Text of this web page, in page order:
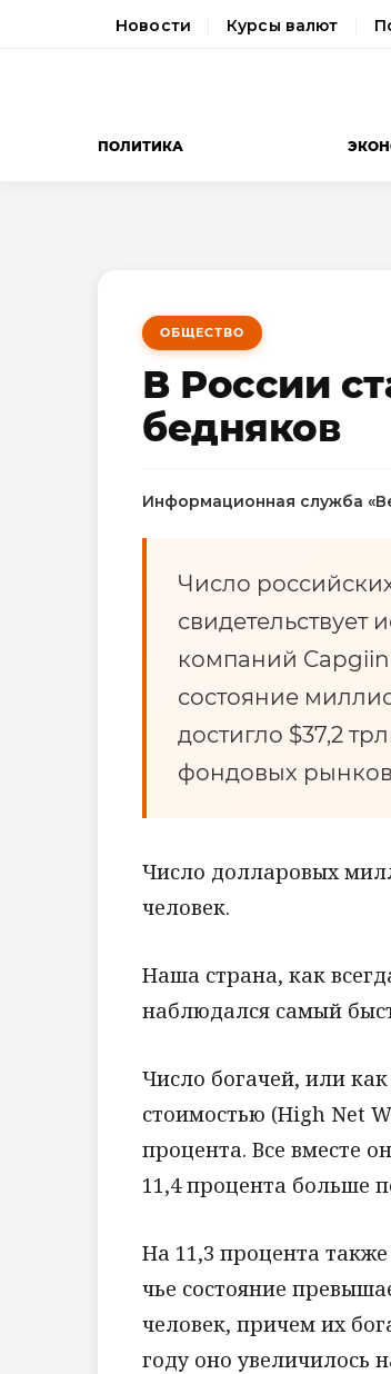
Новости Курсы валют
ПОЛИТИКА
ОБЩЕСТВО
В России
бедняков
Информационная служба
Число
свидетельствует
компаний
состояние
достигло $37,2
фондовых
Число долларовых
человек.
Наша страна, как
наблюдался самый
Число богачей, или
стоимостью (High Net
процента. Все вместе
11,4 процента больше
На 11,3 процента
чье состояние
человек, причем их
году оно увеличилось